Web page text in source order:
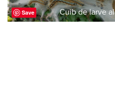
Save Cuib de larve